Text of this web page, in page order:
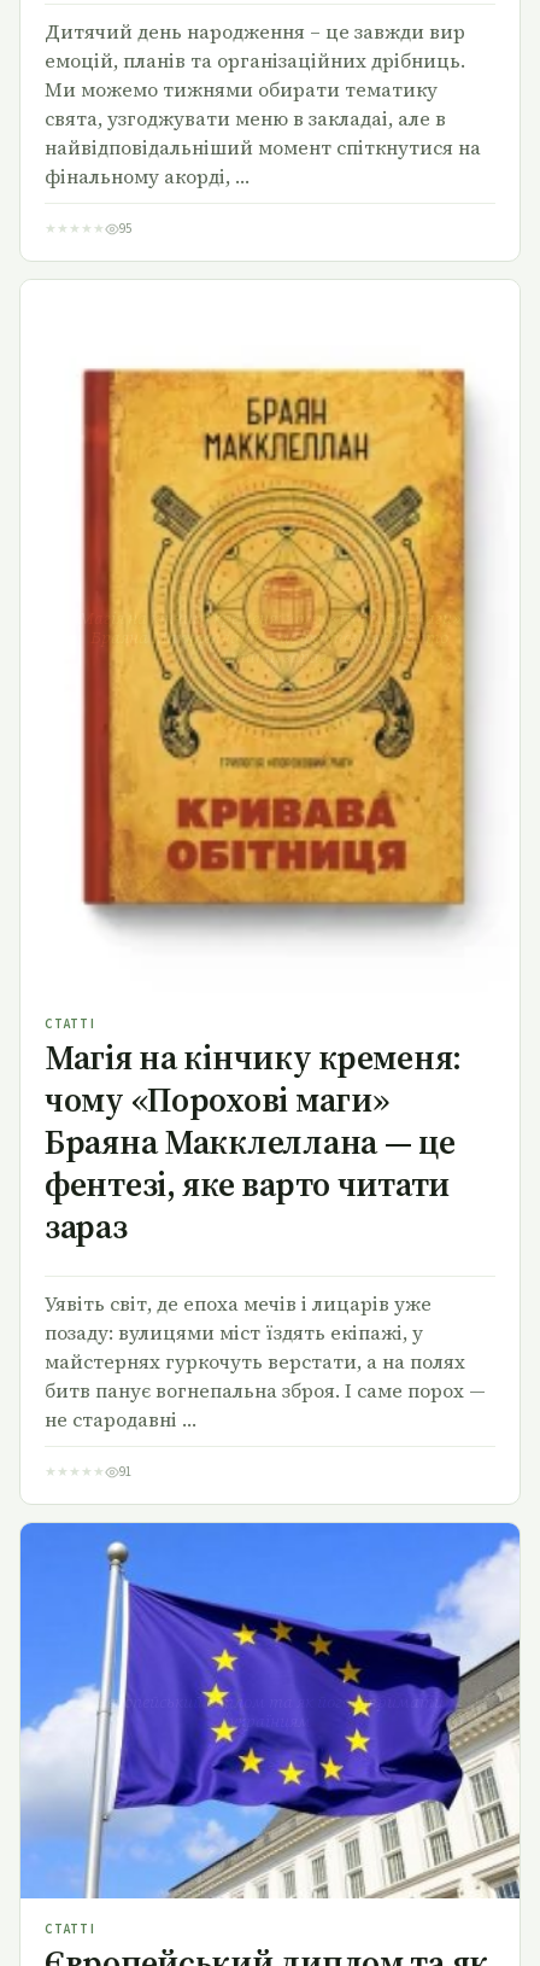
Дитячий день народження – це завжди вир
емоцій, планів та організаційних дрібниць.
Ми можемо тижнями обирати тематику
свята, узгоджувати меню в закладаі, але в
найвідповідальніший момент спіткнутися на
фінальному акорді, …
★ ★ ★ ★ ★ 95
Магія на кінчику кременя: чому «Порохові маги»
Браяна Макклеллана — це фентезі, яке варто
читати зараз
СТАТТІ
Магія на кінчику кременя:
чому «Порохові маги»
Браяна Макклеллана — це
фентезі, яке варто читати
зараз
Уявіть світ, де епоха мечів і лицарів уже
позаду: вулицями міст їздять екіпажі, у
майстернях гуркочуть верстати, а на полях
битв панує вогнепальна зброя. І саме порох —
не стародавні …
★ ★ ★ ★ ★ 91
Європейський диплом та як його отримати
українцям
СТАТТІ